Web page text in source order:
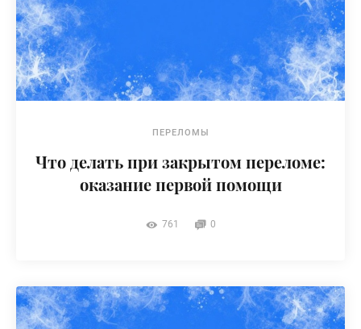
ПЕРЕЛОМЫ
Что делать при закрытом переломе:
оказание первой помощи
761 0